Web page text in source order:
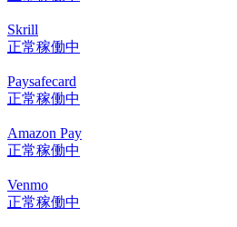
Skrill
正常稼働中
Paysafecard
正常稼働中
Amazon Pay
正常稼働中
Venmo
正常稼働中